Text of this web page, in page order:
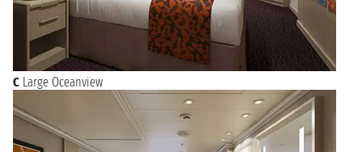
C Large Oceanview